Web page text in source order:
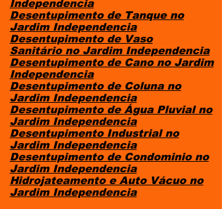
Independencia
Desentupimento de Tanque no
Jardim Independencia
Desentupimento de Vaso
Sanitário no Jardim Independencia
Desentupimento de Cano no Jardim
Independencia
Desentupimento de Coluna no
Jardim Independencia
Desentupimento de Água Pluvial no
Jardim Independencia
Desentupimento Industrial no
Jardim Independencia
Desentupimento de Condominio no
Jardim Independencia
Hidrojateamento e Auto Vácuo no
Jardim Independencia